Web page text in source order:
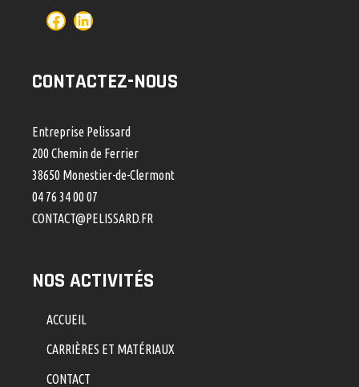
CONTACTEZ-NOUS
Entreprise Pelissard
200 Chemin de Ferrier
38650 Monestier-de-Clermont
04 76 34 00 07
CONTACT@PELISSARD.FR
NOS ACTIVITÉS
ACCUEIL
CARRIÈRES ET MATÉRIAUX
CONTACT